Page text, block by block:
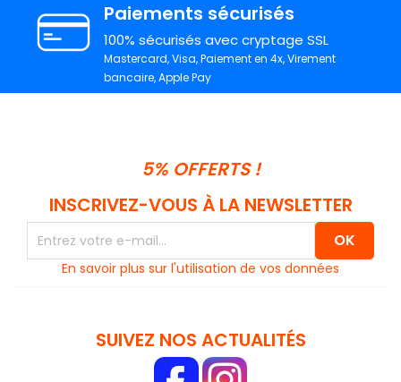
Paiements sécurisés
100% sécurisés avec cryptage SSL
Mastercard, Visa, Paiement en 4x, Virement
bancaire, Apple Pay
5% OFFERTS !
INSCRIVEZ-VOUS À LA NEWSLETTER
En savoir plus sur l'utilisation de vos données
SUIVEZ NOS ACTUALITÉS